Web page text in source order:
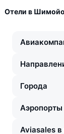
Отели в Шимойо
Города
Аэропорты
Aviasales